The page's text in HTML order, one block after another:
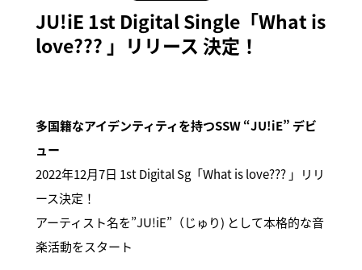
JU!iE 1st Digital Single「What is
love??? 」リリース 決定！
多国籍なアイデンティティを持つSSW “JU!iE” デビ
ュー
2022年12月7日 1st Digital Sg「What is love??? 」リリ
ース決定！
アーティスト名を”JU!iE”（じゅり) として本格的な音
楽活動をスタート